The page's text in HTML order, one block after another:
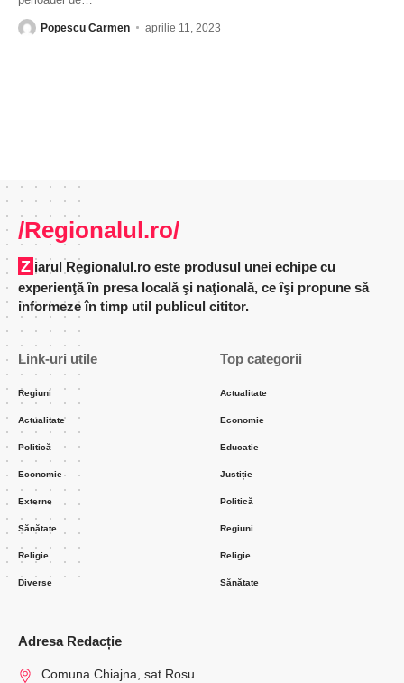
Popescu Carmen aprilie 11, 2023
/Regionalul.ro/
Ziarul Regionalul.ro este produsul unei echipe cu
experienţă în presa locală şi naţională, ce îşi propune să
informeze în timp util publicul cititor.
Link-uri utile
Regiuni
Actualitate
Politică
Economie
Externe
Sănătate
Religie
Diverse
Top categorii
Actualitate
Economie
Educatie
Justiție
Politică
Regiuni
Religie
Sănătate
Adresa Redacție
Comuna Chiajna, sat Rosu